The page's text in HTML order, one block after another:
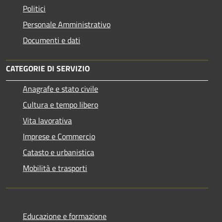
Politici
Personale Amministrativo
Documenti e dati
CATEGORIE DI SERVIZIO
Anagrafe e stato civile
Cultura e tempo libero
Vita lavorativa
Imprese e Commercio
Catasto e urbanistica
Mobilità e trasporti
Educazione e formazione